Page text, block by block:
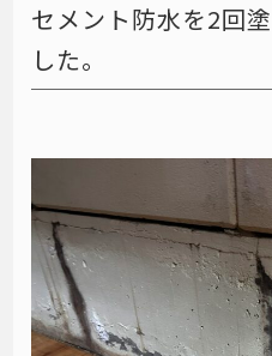
セメント防水を2回
した。